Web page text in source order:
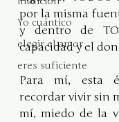
Yo cuántico
elegir el amor
eres suficiente
por la misma
y dentro de
capacidad y el
Para mí, esta
recordar vivir sin
mí, miedo de la